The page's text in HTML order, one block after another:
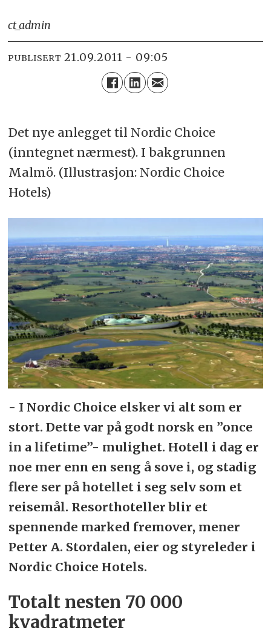
ct_admin
PUBLISERT 21.09.2011 - 09:05
Det nye anlegget til Nordic Choice
(inntegnet nærmest). I bakgrunnen
Malmö. (Illustrasjon: Nordic Choice
Hotels)
- I Nordic Choice elsker vi alt som er
stort. Dette var på godt norsk en ”once
in a lifetime”- mulighet. Hotell i dag er
noe mer enn en seng å sove i, og stadig
flere ser på hotellet i seg selv som et
reisemål. Resorthoteller blir et
spennende marked fremover, mener
Petter A. Stordalen, eier og styreleder i
Nordic Choice Hotels.
Totalt nesten 70 000
kvadratmeter